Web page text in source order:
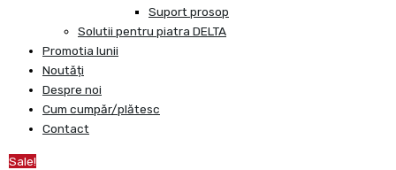
Suport prosop
Solutii pentru piatra DELTA
Promotia lunii
Noutăți
Despre noi
Cum cumpăr/plătesc
Contact
Sale!